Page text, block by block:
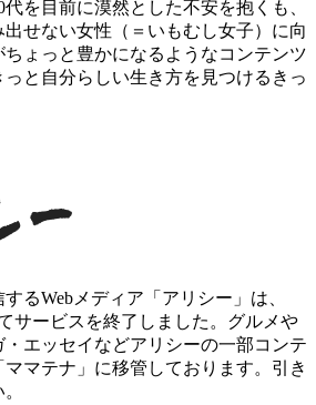
を目前に漠然とした不安を抱くも、
せない女性（＝いもむし女子）に向
ょっと豊かになるようなコンテンツ
と自分らしい生き方を見つけるきっ
るWebメディア「アリシー」は、
サービスを終了しました。グルメや
エッセイなどアリシーの一部コンテ
マテナ」に移管しております。引き